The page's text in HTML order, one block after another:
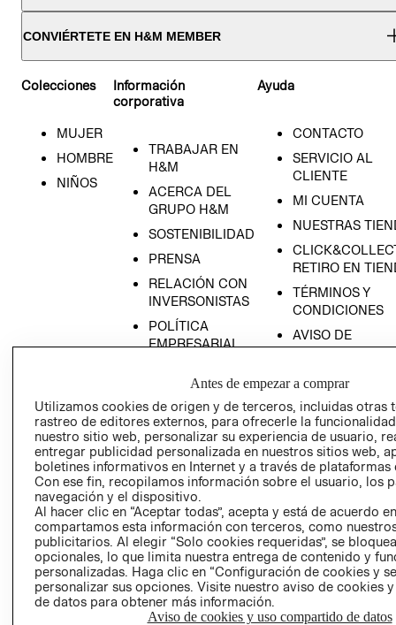
CONVIÉRTETE EN H&M MEMBER
Colecciones
MUJER
HOMBRE
NIÑOS
Información
corporativa
TRABAJAR EN
H&M
ACERCA DEL
GRUPO H&M
SOSTENIBILIDAD
PRENSA
RELACIÓN CON
INVERSONISTAS
POLÍTICA
EMPRESARIAL
TRANSPARENCIA
Y ÉTICA
(ESPAÑOL)
PROGRAMA DE
TRANSPARENCIA
Y ÉTICA (INGLÉS)
Ayuda
CONTACTO
SERVICIO AL
CLIENTE
MI CUENTA
NUESTRAS
RETIRO EN
TÉRMINOS Y
CONDICIONES
AVISO DE
PRIVACIDAD
AVISO DE
DE INDUSTRIA Y
COMERCIO - SIC
PETICIONES
QUEJAS Y
RECLAMOS
Antes de empezar a comprar
Utilizamos cookies de origen y de terceros, incluidas otras
rastreo de editores externos, para ofrecerle la
nuestro sitio web, personalizar su experiencia de usuario,
entregar publicidad personalizada en nuestros sitios web,
boletines informativos en Internet y a través de plataformas
Con ese fin, recopilamos información sobre el usuario, los
navegación y el dispositivo.
Al hacer clic en “Aceptar todas”, acepta y está de acuerdo
compartamos esta información con terceros, como
publicitarios. Al elegir “Solo cookies requeridas”, se
opcionales, lo que limita nuestra entrega de contenido y
personalizadas. Haga clic en “Configuración de cookies y
personalizar sus opciones. Visite nuestro aviso de cookies
de datos para obtener más información.
Aviso de cookies y uso compartido de datos